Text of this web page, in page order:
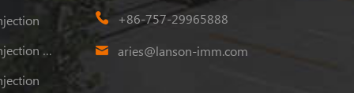
Machine De Moulage Par Injection Plastique
+86-757-29965888
aries@lanson-imm.com